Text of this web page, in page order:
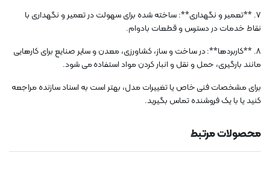
7. **تعمیر و نگهداری**: ساخته شده برای سهولت در تعمیر و نگهداری با
نقاط خدمات در دسترس و قطعات بادوام.
8. **کاربردها**: در ساخت و ساز، کشاورزی، معدن و سایر صنایع برای کارهایی
مانند بارگیری، حمل و نقل و انبار کردن مواد استفاده می شود.
برای مشخصات فنی خاص یا تغییرات مدل، بهتر است به اسناد سازنده مراجعه
کنید یا با یک فروشنده تماس بگیرید.
محصولات مرتبط